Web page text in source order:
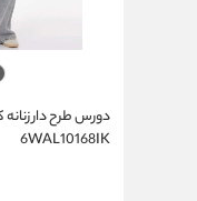
6WAL10168IK